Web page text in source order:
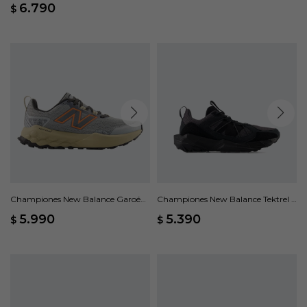
$ 6.790
Championes New Balance Garoé
$ 5.990
Championes New Balance Tektrel -
$ 5.390